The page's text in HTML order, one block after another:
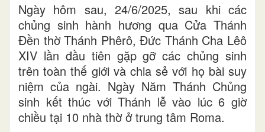
Ngày hôm sau, 24/6/2025, sau khi các
chủng sinh hành hương qua Cửa Thánh
Đền thờ Thánh Phêrô, Đức Thánh Cha Lêô
XIV lần đầu tiên gặp gỡ các chủng sinh
trên toàn thế giới và chia sẻ với họ bài suy
niệm của ngài. Ngày Năm Thánh Chủng
sinh kết thúc với Thánh lễ vào lúc 6 giờ
chiều tại 10 nhà thờ ở trung tâm Roma.